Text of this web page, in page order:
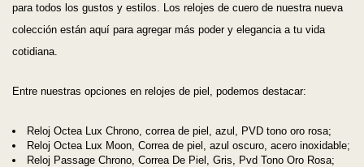
para todos los gustos y estilos. Los relojes de cuero de nuestra nueva
colección están aquí para agregar más poder y elegancia a tu vida
cotidiana.
Entre nuestras opciones en relojes de piel, podemos destacar:
Reloj Octea Lux Chrono, correa de piel, azul, PVD tono oro rosa;
Reloj Octea Lux Moon, Correa de piel, azul oscuro, acero inoxidable;
Reloj Passage Chrono, Correa De Piel, Gris, Pvd Tono Oro Rosa;